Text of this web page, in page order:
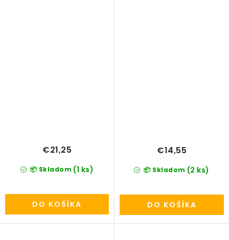
📦 Skladom (1 ks)
€21,25
DO KOŠÍKA
📦 Skladom (2 ks)
€14,55
DO KOŠÍKA